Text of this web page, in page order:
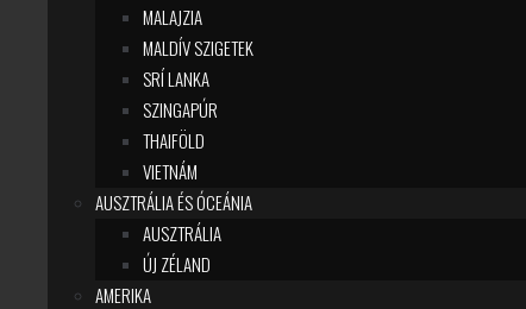
MALAJZIA
MALDÍV SZIGETEK
SRÍ LANKA
SZINGAPÚR
THAIFÖLD
VIETNÁM
AUSZTRÁLIA ÉS ÓCEÁNIA
AUSZTRÁLIA
ÚJ ZÉLAND
AMERIKA